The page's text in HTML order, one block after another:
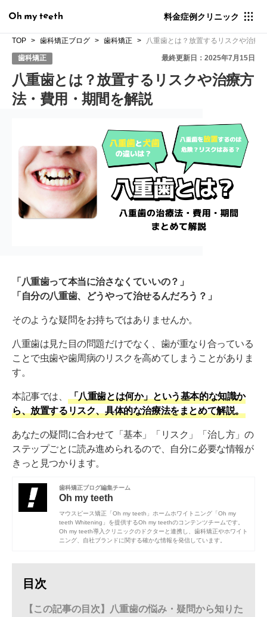
料金症例クリニック
TOP 歯科矯正ブログ 歯科矯正 八重歯とは？放置するリスクや治療
歯科矯正 最終更新日：2025年7月15日
八重歯とは？放置するリスクや治療方
法・費用・期間を解説
「八重歯って本当に治さなくていいの？」
「自分の八重歯、どうやって治せるんだろう？」
そのような疑問をお持ちではありませんか。
八重歯は見た目の問題だけでなく、歯が重なり合っている
ことで虫歯や歯周病のリスクを高めてしまうことがありま
す。
本記事では、
「八重歯とは何か」という基本的な知識か
ら、放置するリスク、具体的な治療法をまとめて解説。
あなたの疑問に合わせて「基本」「リスク」「治し方」の
ステップごとに読み進められるので、自分に必要な情報が
きっと見つかります。
歯科矯正ブログ編集チーム
Oh my teeth
マウスピース矯正「Oh my teeth」ホームホワイトニング「Oh my
teeth Whitening」を提供するOh my teethのコンテンツチームです。
Oh my teeth導入クリニックのドクターと連携し、歯科矯正やホワイト
ニング、自社ブランドに関する確かな情報を発信しています。
目次
【この記事の目次】八重歯の悩み・疑問から知りた